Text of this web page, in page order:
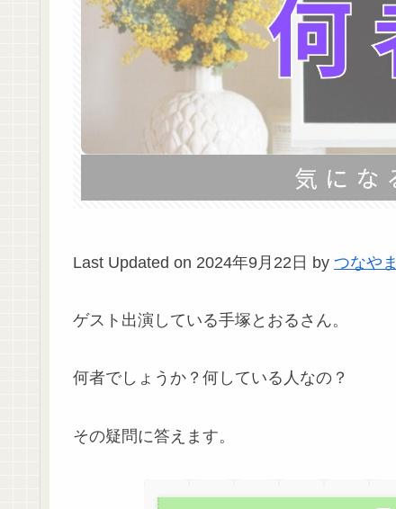
Last Updated on 2024年9月22日 by つなやま
ゲスト出演している手塚とおるさん。
何者でしょうか？何している人なの？
その疑問に答えます。